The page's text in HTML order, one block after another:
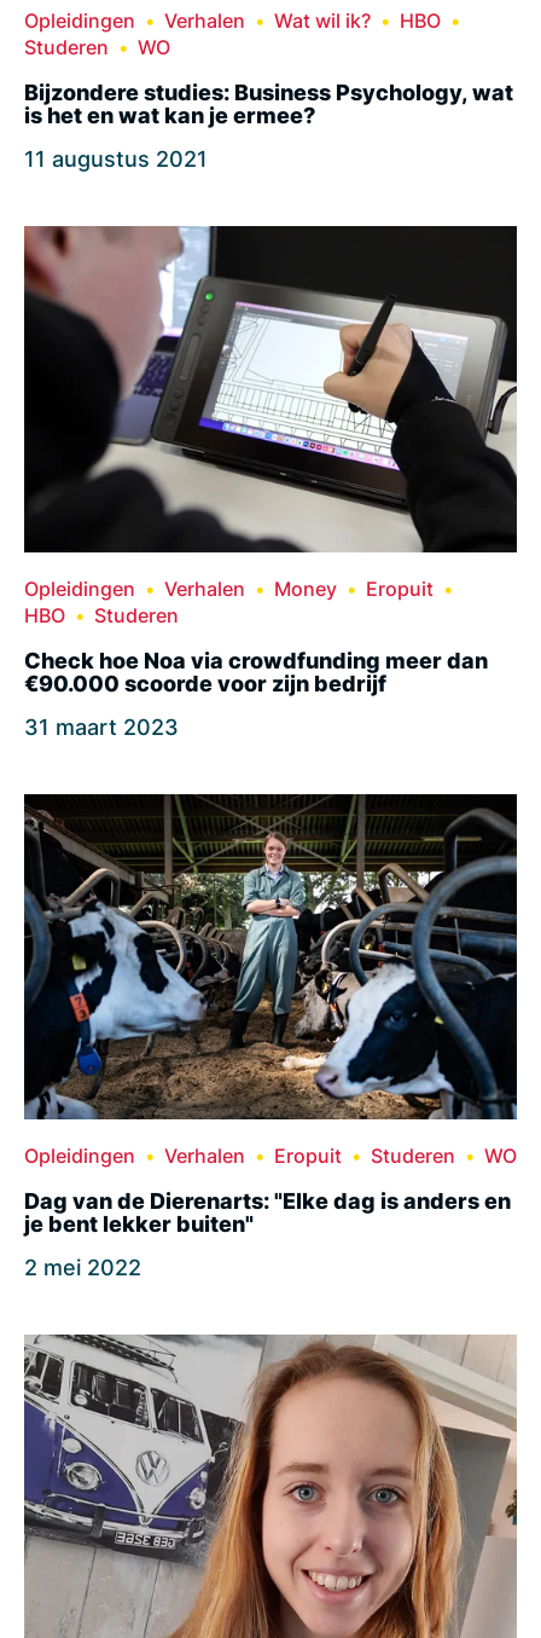
Opleidingen Verhalen Wat wil ik?
HBO
Studeren
WO
Bijzondere studies: Business Psychology, wat
is het en wat kan je ermee?
11 augustus 2021
Opleidingen Verhalen Money
Eropuit
HBO
Studeren
Check hoe Noa via crowdfunding meer dan
€90.000 scoorde voor zijn bedrijf
31 maart 2023
Opleidingen Verhalen Eropuit Studeren WO
Dag van de Dierenarts: "Elke dag is anders en
je bent lekker buiten"
2 mei 2022